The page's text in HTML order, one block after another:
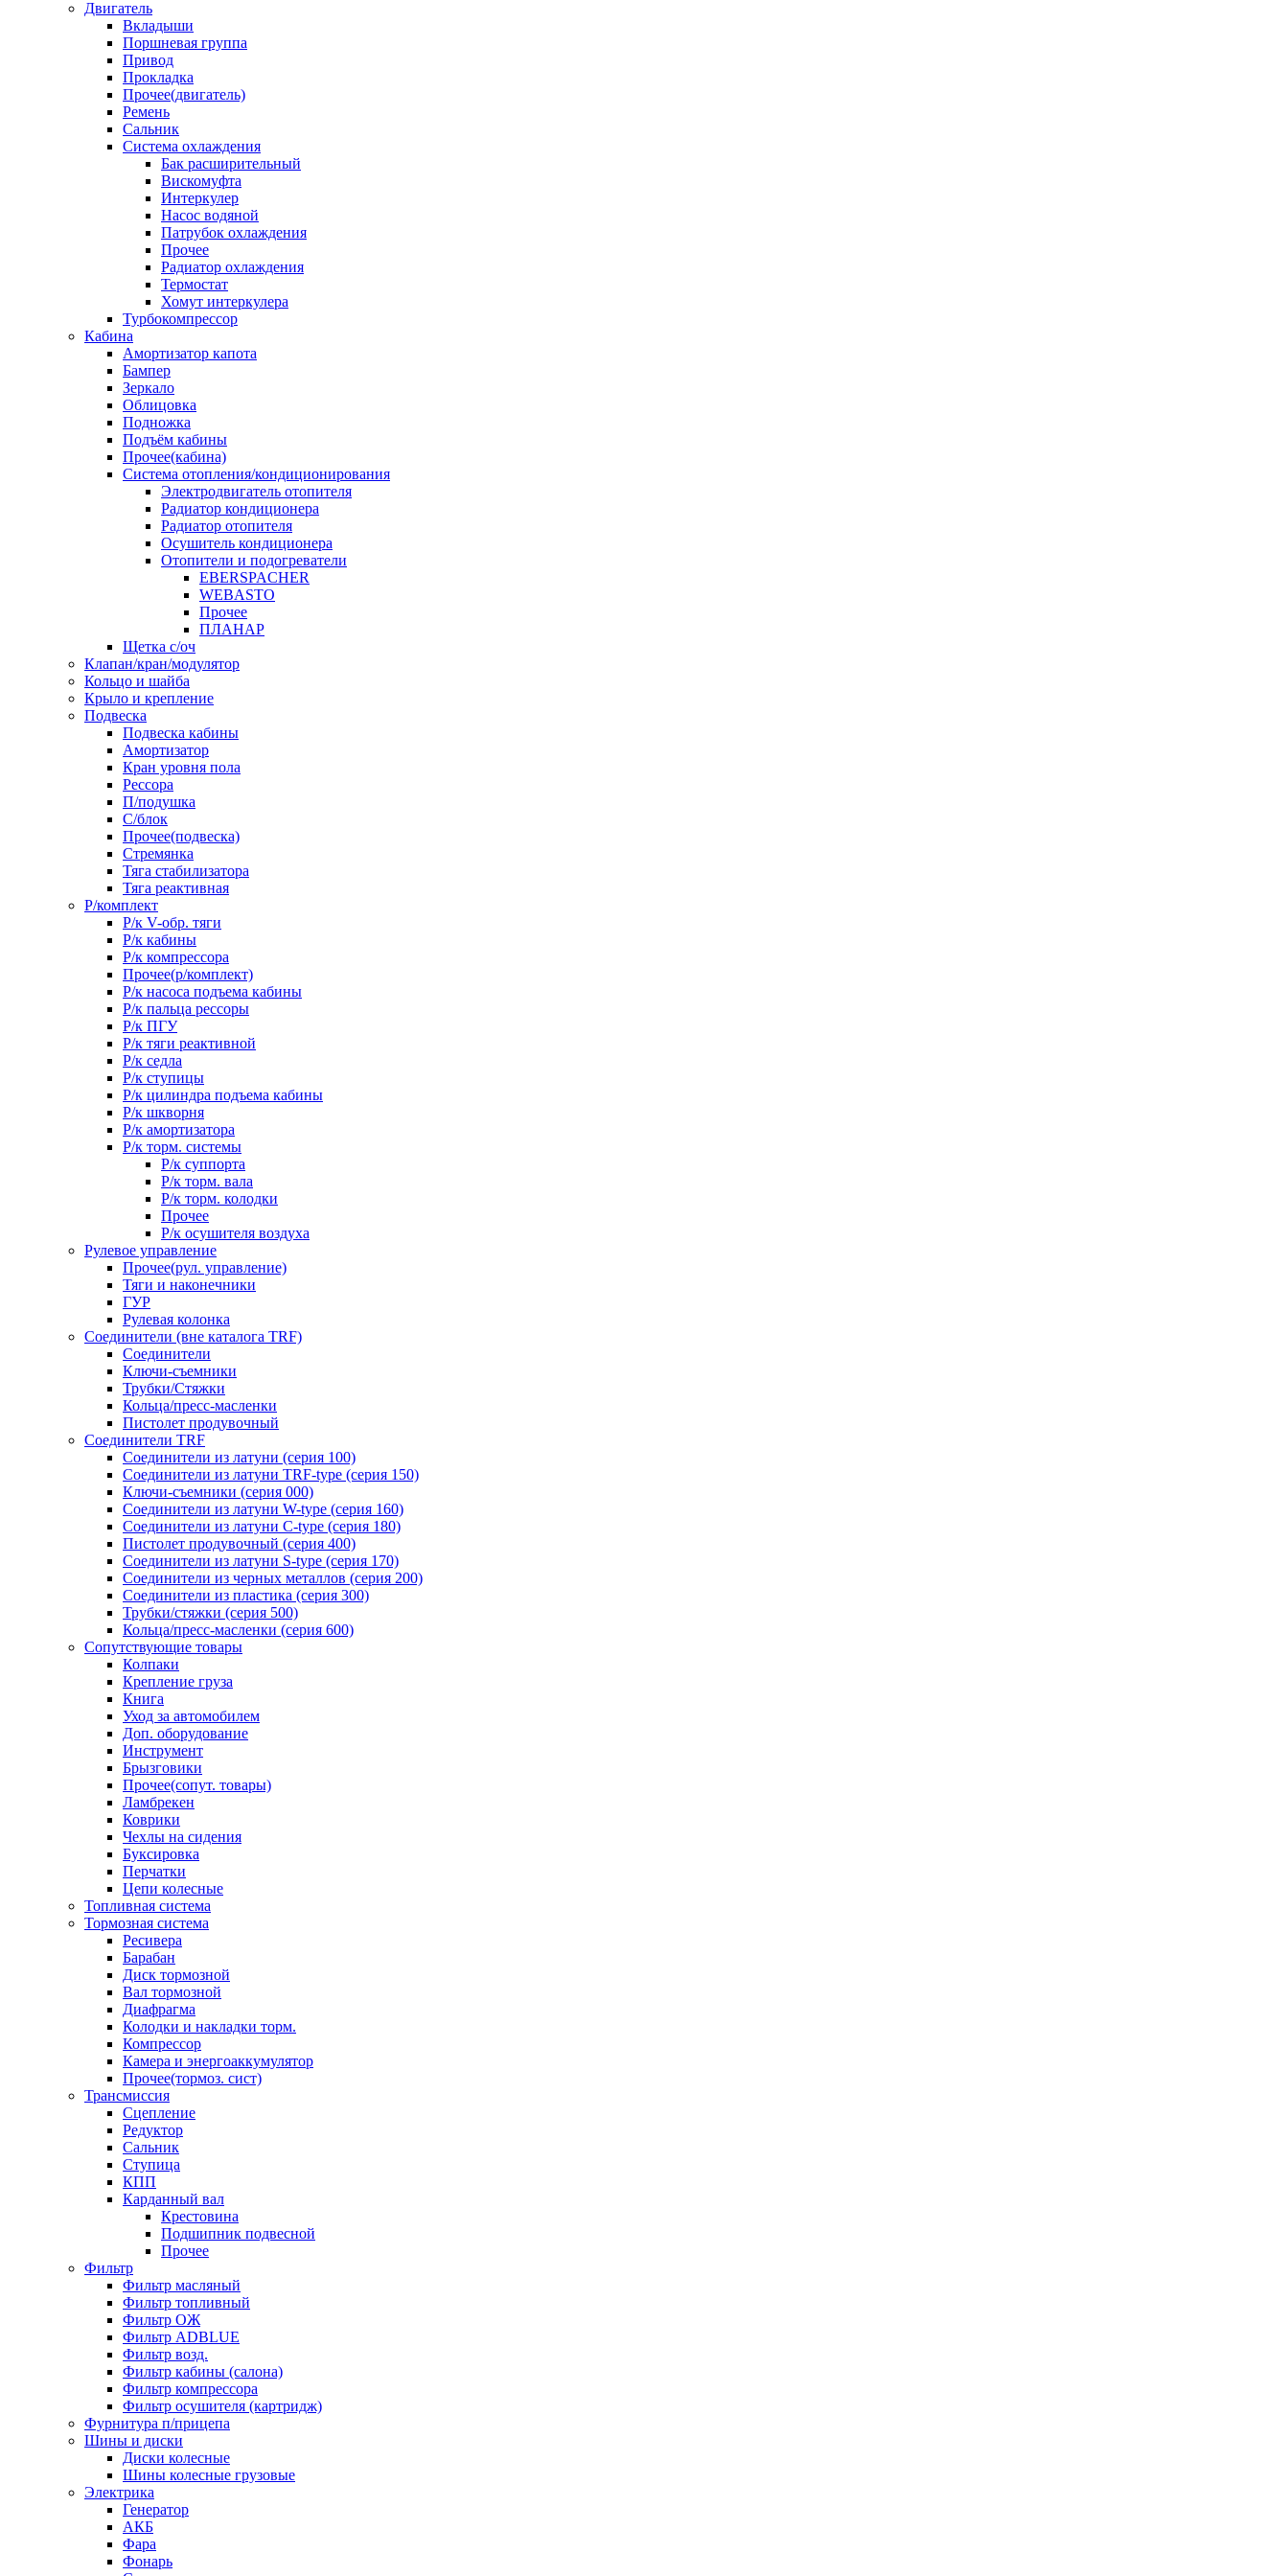
Двигатель
Вкладыши
Поршневая группа
Привод
Прокладка
Прочее(двигатель)
Ремень
Сальник
Система охлаждения
Бак расширительный
Вискомуфта
Интеркулер
Насос водяной
Патрубок охлаждения
Прочее
Радиатор охлаждения
Термостат
Хомут интеркулера
Турбокомпрессор
Кабина
Амортизатор капота
Бампер
Зеркало
Облицовка
Подножка
Подъём кабины
Прочее(кабина)
Система отопления/кондиционирования
Электродвигатель отопителя
Радиатор кондиционера
Радиатор отопителя
Осушитель кондиционера
Отопители и подогреватели
EBERSPACHER
WEBASTO
Прочее
ПЛАНАР
Щетка с/оч
Клапан/кран/модулятор
Кольцо и шайба
Крыло и крепление
Подвеска
Подвеска кабины
Амортизатор
Кран уровня пола
Рессора
П/подушка
С/блок
Прочее(подвеска)
Стремянка
Тяга стабилизатора
Тяга реактивная
Р/комплект
Р/к V-обр. тяги
Р/к кабины
Р/к компрессора
Прочее(р/комплект)
Р/к насоса подъема кабины
Р/к пальца рессоры
Р/к ПГУ
Р/к тяги реактивной
Р/к седла
Р/к ступицы
Р/к цилиндра подъема кабины
Р/к шкворня
Р/к амортизатора
Р/к торм. системы
Р/к суппорта
Р/к торм. вала
Р/к торм. колодки
Прочее
Р/к осушителя воздуха
Рулевое управление
Прочее(рул. управление)
Тяги и наконечники
ГУР
Рулевая колонка
Соединители (вне каталога TRF)
Соединители
Ключи-cъемники
Трубки/Стяжки
Кольца/пресс-масленки
Пистолет продувочный
Соединители TRF
Соединители из латуни (серия 100)
Соединители из латуни TRF-type (серия 150)
Ключи-съемники (серия 000)
Соединители из латуни W-type (серия 160)
Соединители из латуни С-type (серия 180)
Пистолет продувочный (серия 400)
Соединители из латуни S-type (серия 170)
Соединители из черных металлов (серия 200)
Соединители из пластика (серия 300)
Трубки/стяжки (серия 500)
Кольца/пресс-масленки (серия 600)
Сопутствующие товары
Колпаки
Крепление груза
Книга
Уход за автомобилем
Доп. оборудование
Инструмент
Брызговики
Прочее(сопут. товары)
Ламбрекен
Коврики
Чехлы на сидения
Буксировка
Перчатки
Цепи колесные
Топливная система
Тормозная система
Ресивера
Барабан
Диск тормозной
Вал тормозной
Диафрагма
Колодки и накладки торм.
Компрессор
Камера и энергоаккумулятор
Прочее(тормоз. сист)
Трансмиссия
Сцепление
Редуктор
Сальник
Ступица
КПП
Карданный вал
Крестовина
Подшипник подвесной
Прочее
Фильтр
Фильтр масляный
Фильтр топливный
Фильтр ОЖ
Фильтр ADBLUE
Фильтр возд.
Фильтр кабины (салона)
Фильтр компрессора
Фильтр осушителя (картридж)
Фурнитура п/прицепа
Шины и диски
Диски колесные
Шины колесные грузовые
Электрика
Генератор
АКБ
Фара
Фонарь